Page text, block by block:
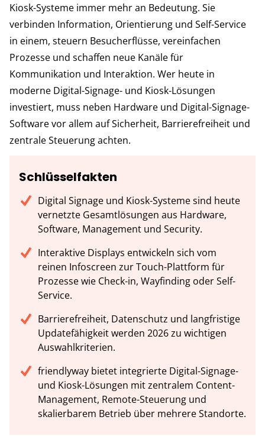
Kiosk-Systeme immer mehr an Bedeutung. Sie
verbinden Information, Orientierung und Self-Service
in einem, steuern Besucherflüsse, vereinfachen
Prozesse und schaffen neue Kanäle für
Kommunikation und Interaktion. Wer heute in
moderne Digital-Signage- und Kiosk-Lösungen
investiert, muss neben Hardware und Digital-Signage-
Software vor allem auf Sicherheit, Barrierefreiheit und
zentrale Steuerung achten.
Schlüsselfakten
Digital Signage und Kiosk-Systeme sind heute
vernetzte Gesamtlösungen aus Hardware,
Software, Management und Security.
Interaktive Displays entwickeln sich vom
reinen Infoscreen zur Touch-Plattform für
Prozesse wie Check-in, Wayfinding oder Self-
Service.
Barrierefreiheit, Datenschutz und langfristige
Updatefähigkeit werden 2026 zu wichtigen
Auswahlkriterien.
friendlyway bietet integrierte Digital-Signage-
und Kiosk-Lösungen mit zentralem Content-
Management, Remote-Steuerung und
skalierbarem Betrieb über mehrere Standorte.